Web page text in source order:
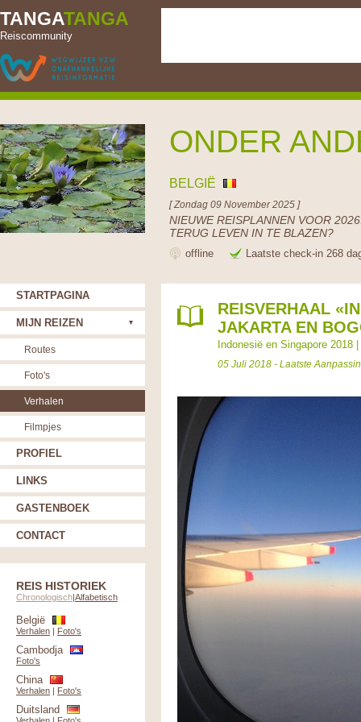
TANGATANGA
Reiscommunity
ONDER
BELGIË
[ Zondag 09 November 2025 ]
NIEUWE REISPLANNEN VOOR
TERUG LEVEN IN TE BLAZEN?
offline Laatste check-in 268
REISVERHAAL
JAKARTA EN
Indonesië en Singapore 2018
05 Juli 2018 - Laatste
STARTPAGINA
MIJN REIZEN
Routes
Foto's
Verhalen
Filmpjes
PROFIEL
LINKS
GASTENBOEK
CONTACT
REIS HISTORIEK
Chronologisch|Alfabetisch
België
Verhalen | Foto's
Cambodja
Foto's
China
Verhalen | Foto's
Duitsland